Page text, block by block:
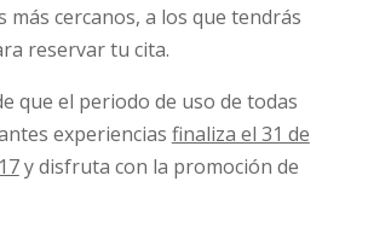
más cercanos, a los que tendrás
reservar tu cita.
que el periodo de uso de todas
experiencias finaliza el 31 de
y disfruta con la promoción de